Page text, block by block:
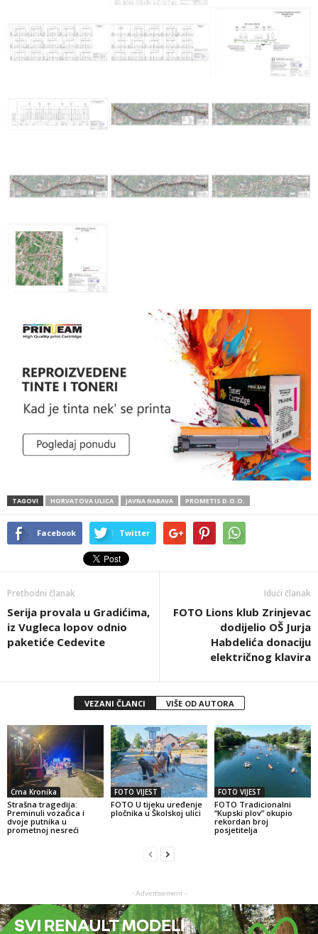
TAGOVI HORVATOVA ULICA JAVNA NABAVA PROMETIS D.O.O.
Facebook Twitter
Prethodni članak
Serija provala u Gradićima,
iz Vugleca lopov odnio
paketiće Cedevite
Idući članak
FOTO Lions klub Zrinjevac
dodijelio OŠ Jurja
Habdelića donaciju
električnog klavira
VEZANI ČLANCI VIŠE OD AUTORA
Crna Kronika
Strašna tragedija:
Preminuli vozačica i
dvoje putnika u
prometnoj nesreći
FOTO VIJEST
FOTO U tijeku uređenje
pločnika u Školskoj ulici
FOTO VIJEST
FOTO Tradicionalni
“Kupski plov” okupio
rekordan broj
posjetitelja
- Advertisement -